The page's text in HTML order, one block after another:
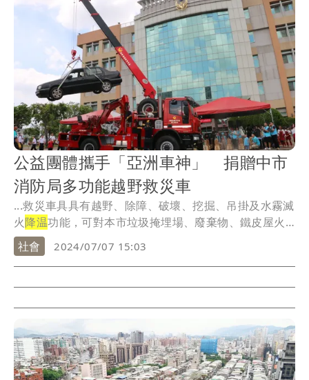
公益團體攜手「亞洲車神」 捐贈中市
消防局多功能越野救災車
...救災車具具有越野、除障、破壞、挖掘、吊掛及水霧滅
火降温功能，可對本市垃圾掩埋場、廢棄物、鐵皮屋火
警及...
社會 2024/07/07 15:03